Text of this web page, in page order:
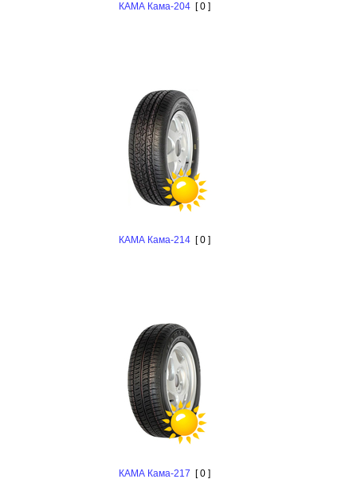
КАМА Кама-204[ 0 ]
КАМА Кама-214[ 0 ]
КАМА Кама-217 [ 0 ]